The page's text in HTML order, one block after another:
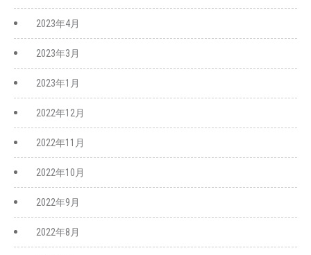
2023年4月
2023年3月
2023年1月
2022年12月
2022年11月
2022年10月
2022年9月
2022年8月